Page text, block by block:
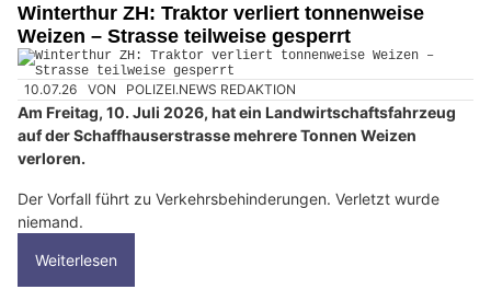
Winterthur ZH: Traktor verliert tonnenweise
Weizen – Strasse teilweise gesperrt
10.07.26 VON POLIZEI.NEWS REDAKTION
Am Freitag, 10. Juli 2026, hat ein Landwirtschaftsfahrzeug
auf der Schaffhauserstrasse mehrere Tonnen Weizen
verloren.
Der Vorfall führt zu Verkehrsbehinderungen. Verletzt wurde
niemand.
Weiterlesen